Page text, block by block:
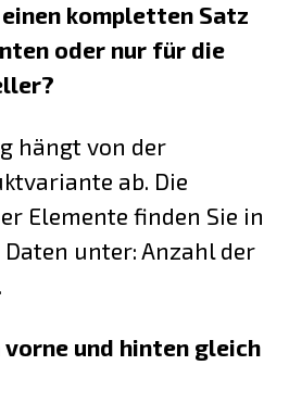
kompletten Satz
oder nur für die
hängt von der
ab. Die
Elemente finden Sie in
unter: Anzahl der
und hinten gleich